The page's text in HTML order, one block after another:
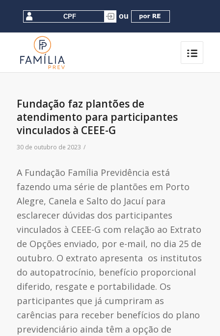
Fundação faz plantões de
atendimento para participantes
vinculados à CEEE-G
30 de outubro de 2023 /
A Fundação Família Previdência está
fazendo uma série de plantões em Porto
Alegre, Canela e Salto do Jacuí para
esclarecer dúvidas dos participantes
vinculados à CEEE-G com relação ao Extrato
de Opções enviado, por e-mail, no dia 25 de
outubro. O extrato apresenta os institutos
do autopatrocínio, benefício proporcional
diferido, resgate e portabilidade. Os
participantes que já cumpriram as
carências para receber benefícios do plano
previdenciário ainda têm a opção de